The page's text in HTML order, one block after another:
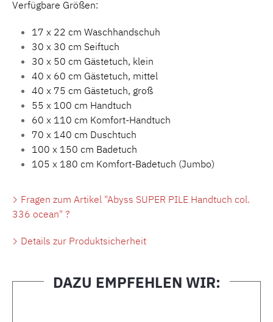
Verfügbare Größen:
17 x 22 cm Waschhandschuh
30 x 30 cm Seiftuch
30 x 50 cm Gästetuch, klein
40 x 60 cm Gästetuch, mittel
40 x 75 cm Gästetuch, groß
55 x 100 cm Handtuch
60 x 110 cm Komfort-Handtuch
70 x 140 cm Duschtuch
100 x 150 cm Badetuch
105 x 180 cm Komfort-Badetuch (Jumbo)
Fragen zum Artikel "Abyss SUPER PILE Handtuch col.
336 ocean" ?
Details zur Produktsicherheit
DAZU EMPFEHLEN WIR: